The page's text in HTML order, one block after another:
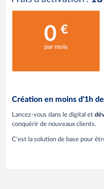
Création en moins d'1h
Lancez-vous dans le digital et
conquérir de nouveaux clients.
C'est la solution de base pour